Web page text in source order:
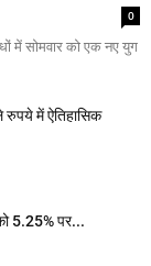
0
में सोमवार को एक नए युग
में ऐतिहासिक
5.25% पर...